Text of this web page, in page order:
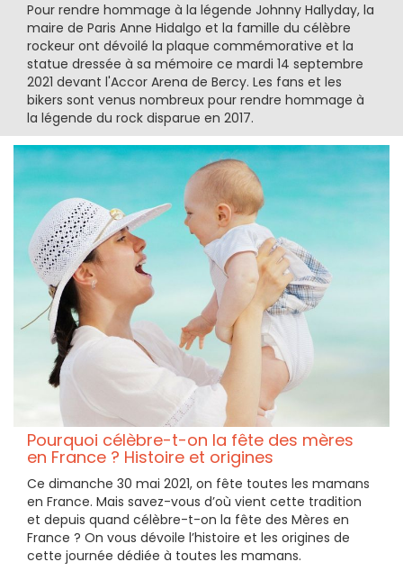
Pour rendre hommage à la légende Johnny Hallyday, la
maire de Paris Anne Hidalgo et la famille du célèbre
rockeur ont dévoilé la plaque commémorative et la
statue dressée à sa mémoire ce mardi 14 septembre
2021 devant l'Accor Arena de Bercy. Les fans et les
bikers sont venus nombreux pour rendre hommage à
la légende du rock disparue en 2017.
Pourquoi célèbre-t-on la fête des mères
en France ? Histoire et origines
Ce dimanche 30 mai 2021, on fête toutes les mamans
en France. Mais savez-vous d’où vient cette tradition
et depuis quand célèbre-t-on la fête des Mères en
France ? On vous dévoile l’histoire et les origines de
cette journée dédiée à toutes les mamans.